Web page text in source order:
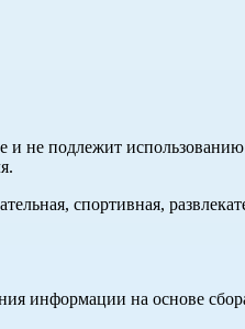
и не подлежит
спортивная,
информации на основе